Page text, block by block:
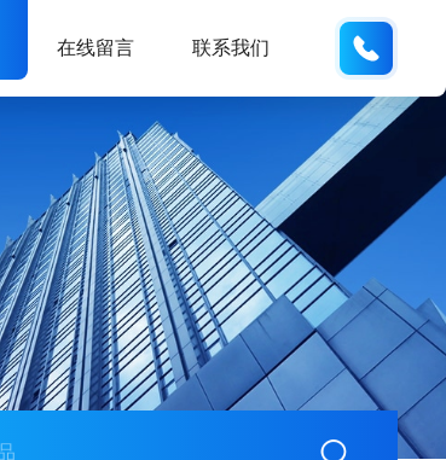
在线留言 联系我们